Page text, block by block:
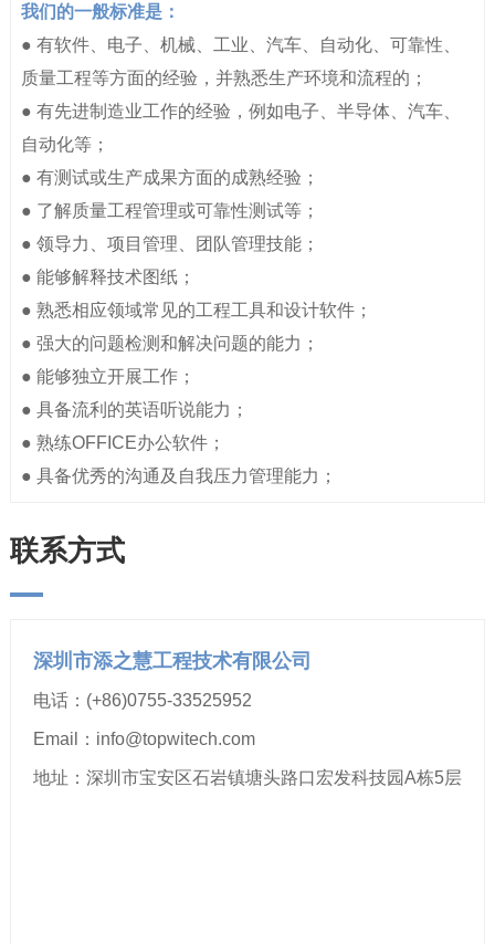
我们的一般标准是：
● 有软件、电子、机械、工业、汽车、自动化、可靠性、
质量工程等方面的经验，并熟悉生产环境和流程的；
● 有先进制造业工作的经验，例如电子、半导体、汽车、
自动化等；
● 有测试或生产成果方面的成熟经验；
● 了解质量工程管理或可靠性测试等；
● 领导力、项目管理、团队管理技能；
● 能够解释技术图纸；
● 熟悉相应领域常见的工程工具和设计软件；
● 强大的问题检测和解决问题的能力；
● 能够独立开展工作；
● 具备流利的英语听说能力；
● 熟练OFFICE办公软件；
● 具备优秀的沟通及自我压力管理能力；
联系方式
深圳市添之慧工程技术有限公司
电话：(+86)0755-33525952
Email：info@topwitech.com
地址：深圳市宝安区石岩镇塘头路口宏发科技园A栋5层